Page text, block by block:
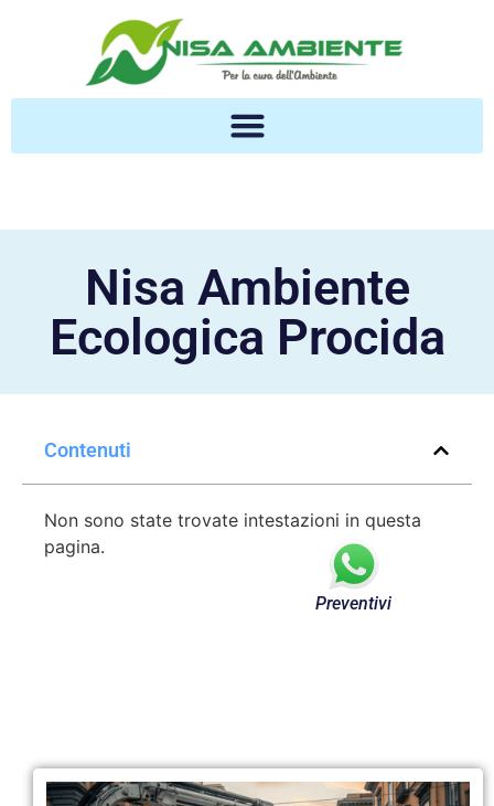
Nisa Ambiente
Ecologica Procida
Contenuti
Non sono state trovate intestazioni in questa
pagina.
Preventivi